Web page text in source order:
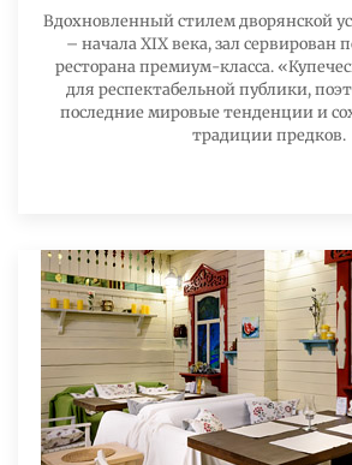
Вдохновленный стилем дворянской
– начала XIX века, зал сервирован
ресторана премиум-класса.
для респектабельной публики,
последние мировые тенденции и
традиции предков.